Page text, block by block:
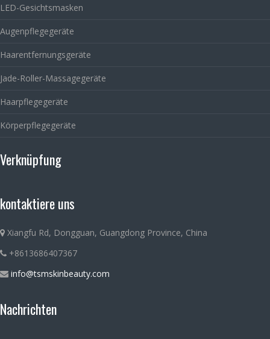
LED-Gesichtsmasken
Augenpflegegeräte
Haarentfernungsgeräte
Jade-Roller-Massagegeräte
Haarpflegegeräte
Körperpflegegeräte
Verknüpfung
kontaktiere uns
Xiangfu Rd, Dongguan, Guangdong Province, China
+8613686407367
info@tsmskinbeauty.com
Nachrichten